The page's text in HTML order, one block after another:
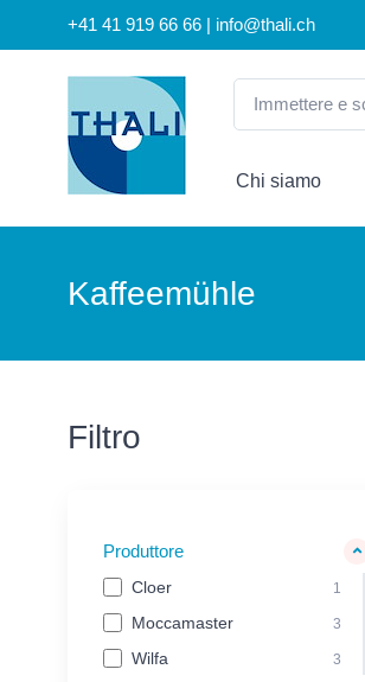
+41 41 919 66 66 | info@thali.ch
Chi siamo
Kaffeemühle
Filtro
Produttore
Cloer 1
Moccamaster 3
Wilfa 3